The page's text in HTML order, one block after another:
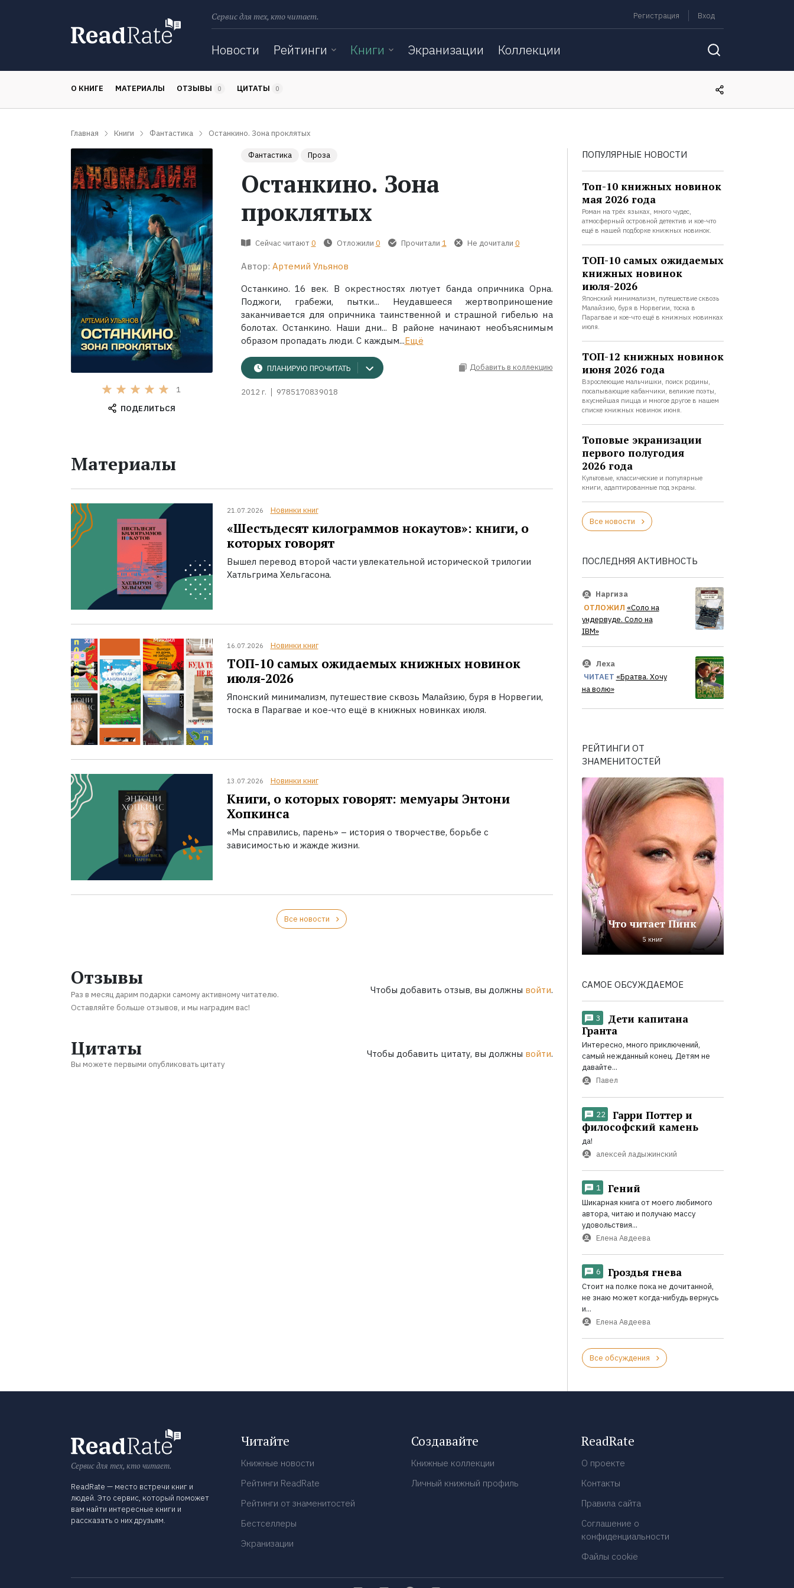
Сервис для тех, кто читает. Регистрация Вход
Новости Рейтинги Книги Экранизации Коллекции
О КНИГЕ МАТЕРИАЛЫ ОТЗЫВЫ 0 ЦИТАТЫ 0
Главная Книги Фантастика Останкино. Зона проклятых
1
ПОДЕЛИТЬСЯ
Фантастика Проза
Останкино. Зона
проклятых
Сейчас читают 0 Отложили 0 Прочитали 1 Не дочитали 0
Автор: Артемий Ульянов
Останкино. 16 век. В окрестностях лютует банда опричника Орна.
Поджоги, грабежи, пытки... Неудавшееся жертвоприношение
заканчивается для опричника таинственной и страшной гибелью на
болотах. Останкино. Наши дни... В районе начинают необъяснимым
образом пропадать люди. С каждым...Ещё
ПЛАНИРУЮ ПРОЧИТАТЬ Добавить в коллекцию
2012 г. 9785170839018
Материалы
21.07.2026 Новинки книг
«Шестьдесят килограммов нокаутов»: книги, о
которых говорят
Вышел перевод второй части увлекательной исторической трилогии
Хатльгрима Хельгасона.
16.07.2026 Новинки книг
ТОП-10 самых ожидаемых книжных новинок
июля-2026
Японский минимализм, путешествие сквозь Малайзию, буря в Норвегии,
тоска в Парагвае и кое-что ещё в книжных новинках июля.
13.07.2026 Новинки книг
Книги, о которых говорят: мемуары Энтони
Хопкинса
«Мы справились, парень» – история о творчестве, борьбе с
зависимостью и жажде жизни.
Все новости
Отзывы
Раз в месяц дарим подарки самому активному читателю.
Оставляйте больше отзывов, и мы наградим вас!
Чтобы добавить отзыв, вы должны войти.
Цитаты
Вы можете первыми опубликовать цитату
Чтобы добавить цитату, вы должны войти.
ПОПУЛЯРНЫЕ НОВОСТИ
Топ-10 книжных новинок
мая 2026 года
Роман на трёх языках, много чудес,
атмосферный островной детектив и кое-что
ещё в нашей подборке книжных новинок.
ТОП-10 самых ожидаемых
книжных новинок
июля-2026
Японский минимализм, путешествие сквозь
Малайзию, буря в Норвегии, тоска в
Парагвае и кое-что ещё в книжных новинках
июля.
ТОП-12 книжных новинок
июня 2026 года
Взрослеющие мальчишки, поиск родины,
посапывающие кабанчики, великие поэты,
вкуснейшая пицца и многое другое в нашем
списке книжных новинок июня.
Топовые экранизации
первого полугодия
2026 года
Культовые, классические и популярные
книги, адаптированные под экраны.
Все новости
ПОСЛЕДНЯЯ АКТИВНОСТЬ
Наргиза
ОТЛОЖИЛ «Соло на
ундервуде. Соло на
IBM»
Леха
ЧИТАЕТ «Братва. Хочу
на волю»
РЕЙТИНГИ ОТ
ЗНАМЕНИТОСТЕЙ
Что читает Пинк
5 книг
САМОЕ ОБСУЖДАЕМОЕ
3
Дети капитана
Гранта
Интересно, много приключений,
самый нежданный конец. Детям не
давайте...
Павел
22
Гарри Поттер и
философский камень
да!
алексей ладыжинский
1 Гений
Шикарная книга от моего любимого
автора, читаю и получаю массу
удовольствия...
Елена Авдеева
6 Гроздья гнева
Стоит на полке пока не дочитанной,
не знаю может когда-нибудь вернусь
и...
Елена Авдеева
Все обсуждения
Сервис для тех, кто читает.
ReadRate — место встречи книг и
людей. Это сервис, который поможет
вам найти интересные книги и
рассказать о них друзьям.
Читайте
Книжные новости
Рейтинги ReadRate
Рейтинги от знаменитостей
Бестселлеры
Экранизации
Создавайте
Книжные коллекции
Личный книжный профиль
ReadRate
О проекте
Контакты
Правила сайта
Соглашение о
конфиденциальности
Файлы cookie